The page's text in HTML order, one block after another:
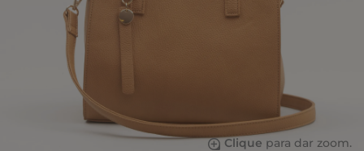
Clique para dar zoom.